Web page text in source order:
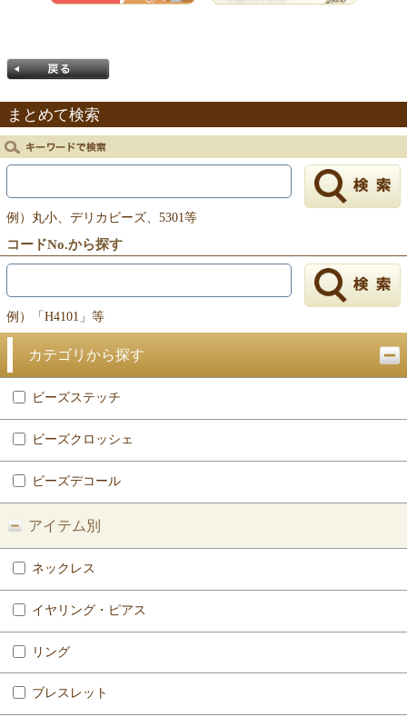
戻る
まとめて検索
例）丸小、デリカビーズ、5301等
コードNo.から探す
例）「H4101」等
カテゴリから探す
ビーズステッチ
ビーズクロッシェ
ビーズデコール
アイテム別
ネックレス
イヤリング・ピアス
リング
ブレスレット